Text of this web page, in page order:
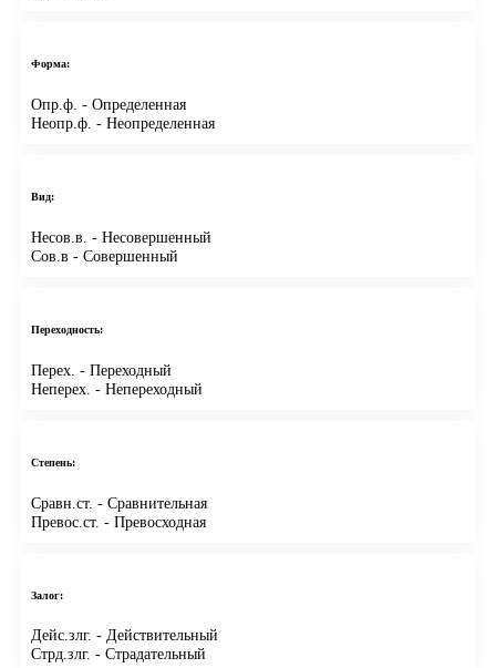
Форма:
Опр.ф. - Определенная
Неопр.ф. - Неопределенная
Вид:
Несов.в. - Несовершенный
Сов.в - Совершенный
Переходность:
Перех. - Переходный
Неперех. - Непереходный
Степень:
Сравн.ст. - Сравнительная
Превос.ст. - Превосходная
Залог:
Дейс.злг. - Действительный
Стрд.злг. - Страдательный